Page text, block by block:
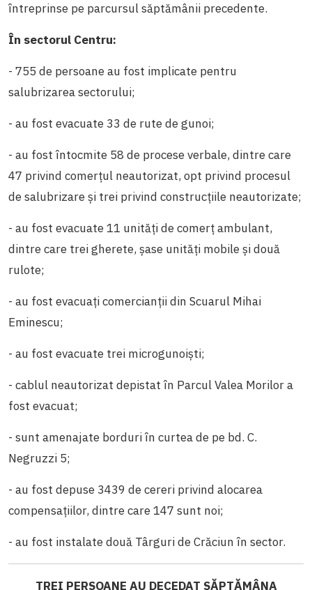
întreprinse pe parcursul săptămânii precedente.
În sectorul Centru:
- 755 de persoane au fost implicate pentru
salubrizarea sectorului;
- au fost evacuate 33 de rute de gunoi;
- au fost întocmite 58 de procese verbale, dintre care
47 privind comerțul neautorizat, opt privind procesul
de salubrizare și trei privind construcțiile neautorizate;
- au fost evacuate 11 unități de comerț ambulant,
dintre care trei gherete, șase unități mobile și două
rulote;
- au fost evacuați comercianții din Scuarul Mihai
Eminescu;
- au fost evacuate trei microgunoiști;
- cablul neautorizat depistat în Parcul Valea Morilor a
fost evacuat;
- sunt amenajate borduri în curtea de pe bd. C.
Negruzzi 5;
- au fost depuse 3439 de cereri privind alocarea
compensațiilor, dintre care 147 sunt noi;
- au fost instalate două Târguri de Crăciun în sector.
TREI PERSOANE AU DECEDAT SĂPTĂMÂNA